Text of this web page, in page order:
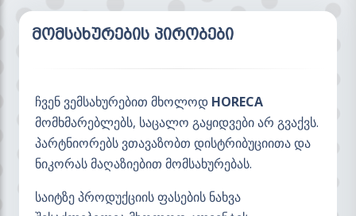
მომსახურების პირობები
ჩვენ ვემსახურებით მხოლოდ HORECA
მომხმარებლებს, საცალო გაყიდვები არ გვაქვს.
პარტნიორებს ვთავაზობთ დისტრიბუციითა და
ნიკორას მაღაზიებით მომსახურებას.
საიტზე პროდუქციის ფასების ნახვა